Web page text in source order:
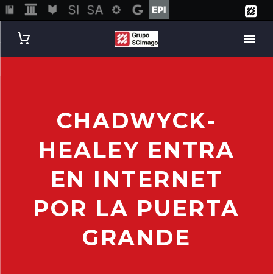
CHADWYCK-
HEALEY ENTRA
EN INTERNET
POR LA PUERTA
GRANDE